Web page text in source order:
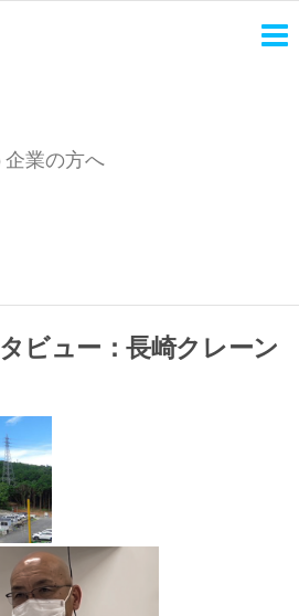
業の方へ
ビュー：長崎クレーン